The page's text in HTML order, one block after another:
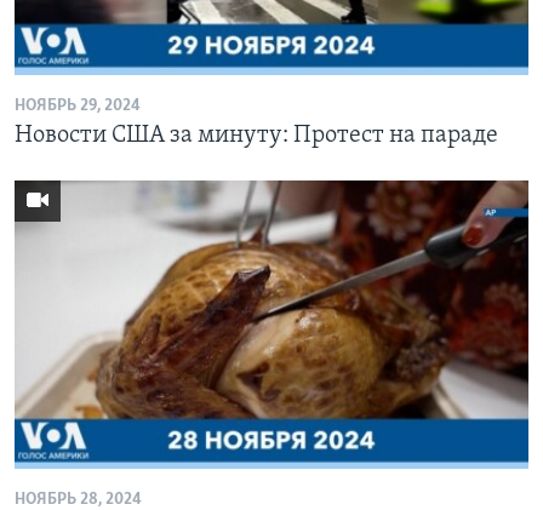
Learning English
СОЦИАЛЬНЫЕ СЕТИ
Языки
НОЯБРЬ 29, 2024
Новости США за минуту: Протест на параде
НОЯБРЬ 28, 2024